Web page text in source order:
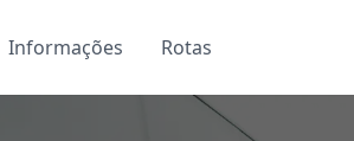
Informações Rotas